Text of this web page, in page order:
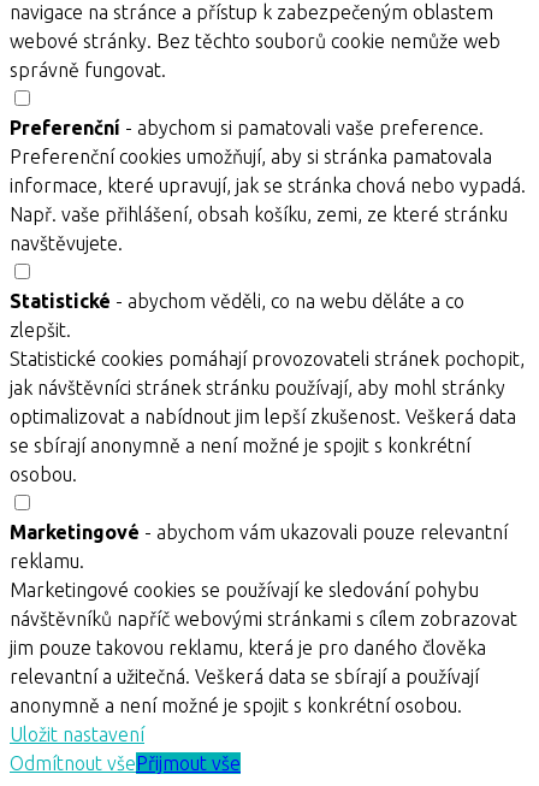
navigace na stránce a přístup k zabezpečeným oblastem
webové stránky. Bez těchto souborů cookie nemůže web
správně fungovat.
Preferenční - abychom si pamatovali vaše preference.
Preferenční cookies umožňují, aby si stránka pamatovala
informace, které upravují, jak se stránka chová nebo vypadá.
Např. vaše přihlášení, obsah košíku, zemi, ze které stránku
navštěvujete.
Statistické - abychom věděli, co na webu děláte a co
zlepšit.
Statistické cookies pomáhají provozovateli stránek pochopit,
jak návštěvníci stránek stránku používají, aby mohl stránky
optimalizovat a nabídnout jim lepší zkušenost. Veškerá data
se sbírají anonymně a není možné je spojit s konkrétní
osobou.
Marketingové - abychom vám ukazovali pouze relevantní
reklamu.
Marketingové cookies se používají ke sledování pohybu
návštěvníků napříč webovými stránkami s cílem zobrazovat
jim pouze takovou reklamu, která je pro daného člověka
relevantní a užitečná. Veškerá data se sbírají a používají
anonymně a není možné je spojit s konkrétní osobou.
Uložit nastavení
Odmítnout všePřijmout vše